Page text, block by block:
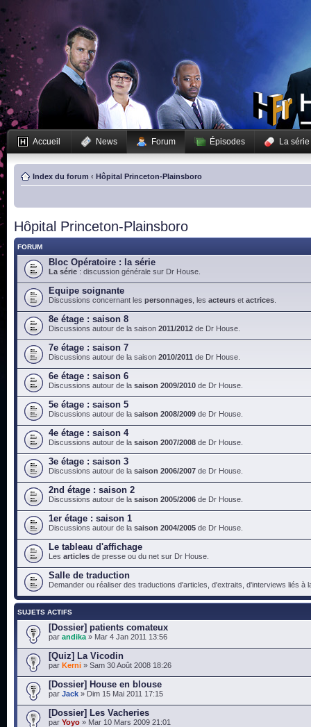
Accueil News Forum Épisodes La série
Index du forum ‹ Hôpital Princeton-Plainsboro
Hôpital Princeton-Plainsboro
FORUM
Bloc Opératoire : la série
La série : discussion générale sur Dr House.
Equipe soignante
Discussions concernant les personnages , les acteurs et actrices
8e étage : saison 8
Discussions autour de la saison 2011/2012 de Dr House.
7e étage : saison 7
Discussions autour de la saison 2010/2011 de Dr House.
6e étage : saison 6
Discussions autour de la saison 2009/2010 de Dr House.
5e étage : saison 5
Discussions autour de la saison 2008/2009 de Dr House.
4e étage : saison 4
Discussions autour de la saison 2007/2008 de Dr House.
3e étage : saison 3
Discussions autour de la saison 2006/2007 de Dr House.
2nd étage : saison 2
Discussions autour de la saison 2005/2006 de Dr House.
1er étage : saison 1
Discussions autour de la saison 2004/2005 de Dr House.
Le tableau d'affichage
Les articles de presse ou du net sur Dr House.
Salle de traduction
Demander ou réaliser des traductions d'articles, d'extraits, d'interviews liés à
SUJETS ACTIFS
[Dossier] patients comateux
par andika » Mar 4 Jan 2011 13:56
[Quiz] La Vicodin
par Kerni » Sam 30 Août 2008 18:26
[Dossier] House en blouse
par Jack » Dim 15 Mai 2011 17:15
[Dossier] Les Vacheries
par Yoyo » Mar 10 Mars 2009 21:01